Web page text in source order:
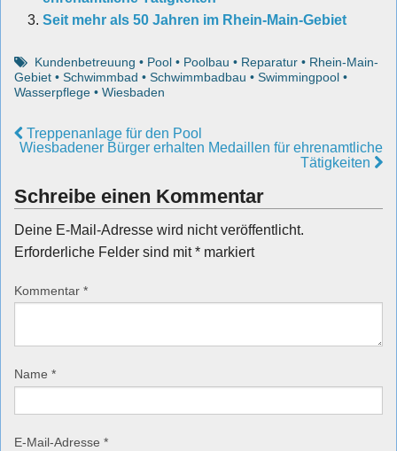
Seit mehr als 50 Jahren im Rhein-Main-Gebiet
Kundenbetreuung • Pool • Poolbau • Reparatur • Rhein-Main-
Gebiet • Schwimmbad • Schwimmbadbau • Swimmingpool •
Wasserpflege • Wiesbaden
Treppenanlage für den Pool
Wiesbadener Bürger erhalten Medaillen für ehrenamtliche
Tätigkeiten
Schreibe einen Kommentar
Deine E-Mail-Adresse wird nicht veröffentlicht.
Erforderliche Felder sind mit* markiert
Kommentar *
Name *
E-Mail-Adresse *